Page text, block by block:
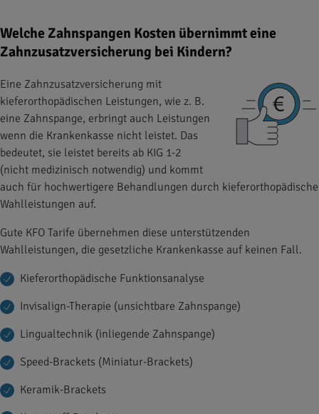
Welche Zahnspangen Kosten übernimmt eine
Zahnzusatzversicherung bei Kindern?
Eine Zahnzusatzversicherung mit
kieferorthopädischen Leistungen, wie z. B.
eine Zahnspange, erbringt auch Leistungen
wenn die Krankenkasse nicht leistet. Das
bedeutet, sie leistet bereits ab KIG 1-2
(nicht medizinisch notwendig) und kommt
auch für hochwertigere Behandlungen durch kieferorthopädische
Wahlleistungen auf.
Gute KFO Tarife übernehmen diese unterstützenden
Wahlleistungen, die gesetzliche Krankenkasse auf keinen Fall.
Kieferorthopädische Funktionsanalyse
Invisalign-Therapie (unsichtbare Zahnspange)
Lingualtechnik (inliegende Zahnspange)
Speed-Brackets (Miniatur-Brackets)
Keramik-Brackets